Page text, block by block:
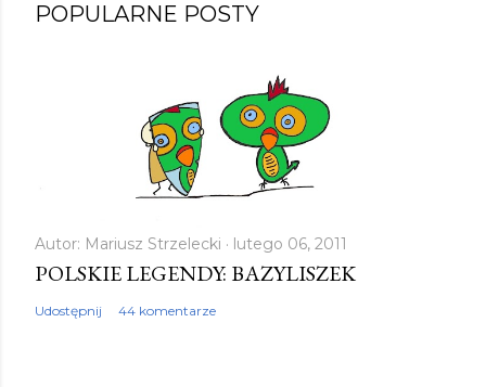
POPULARNE POSTY
Autor: Mariusz Strzelecki lutego 06, 2011
POLSKIE LEGENDY: BAZYLISZEK
Udostępnij 44 komentarze